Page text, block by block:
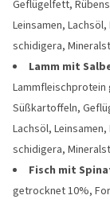
Geflügelfett,
Leinsamen,
schidigera,
Lamm mit
Süßkartoffeln,
Lachsöl,
schidigera,
Fisch mit
getrocknet 10%,